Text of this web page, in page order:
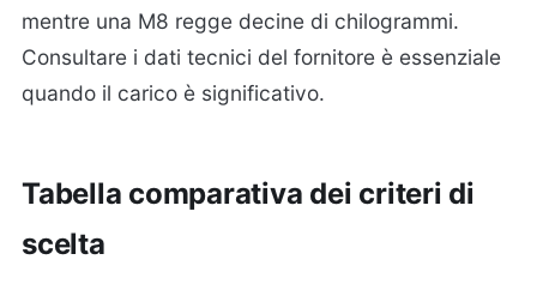
mentre una M8 regge decine di chilogrammi.
Consultare i dati tecnici del fornitore è essenziale
quando il carico è significativo.
Tabella comparativa dei criteri di
scelta